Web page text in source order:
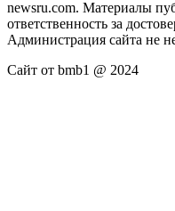
newsru.com. Материалы
ответственность за
Администрация сайта не
Сайт от bmb1 @ 2024